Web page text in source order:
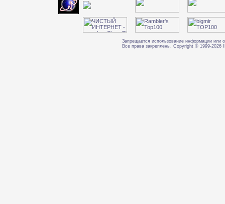
Запрещается использование информации или
Все права закреплены. Copyright © 1999-